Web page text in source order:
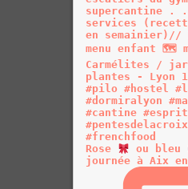
Rose ou bleu
journée à Aix en